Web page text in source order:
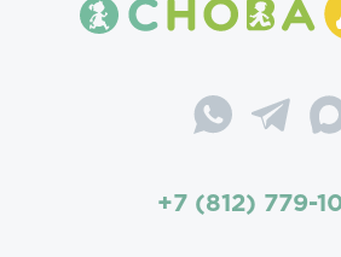
+7 (812) 779-